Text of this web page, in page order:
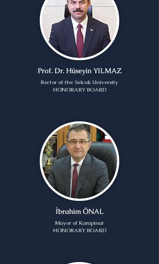
Prof. Dr. Hüseyin YILMAZ
Rector of the Selcuk University
HONORARY BOARD
İbrahim ÖNAL
Mayor of Karapinar
HONORARY BOARD